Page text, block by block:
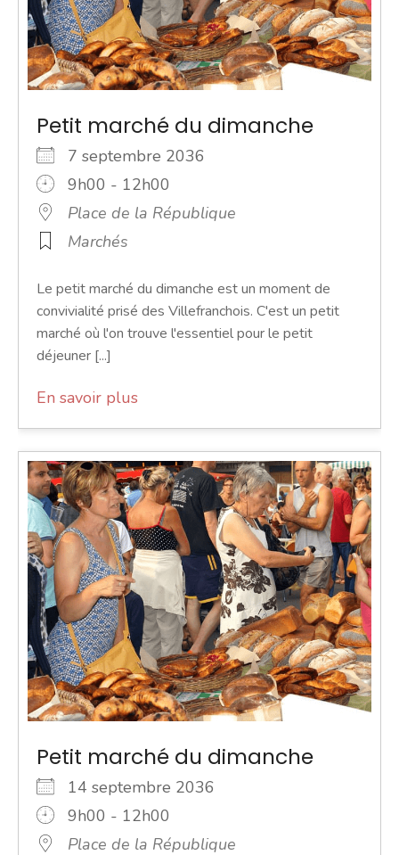
Petit marché du dimanche
7 septembre 2036
9h00 - 12h00
Place de la République
Marchés
Le petit marché du dimanche est un moment de
convivialité prisé des Villefranchois. C'est un petit
marché où l'on trouve l'essentiel pour le petit
déjeuner [...]
En savoir plus
Petit marché du dimanche
14 septembre 2036
9h00 - 12h00
Place de la République